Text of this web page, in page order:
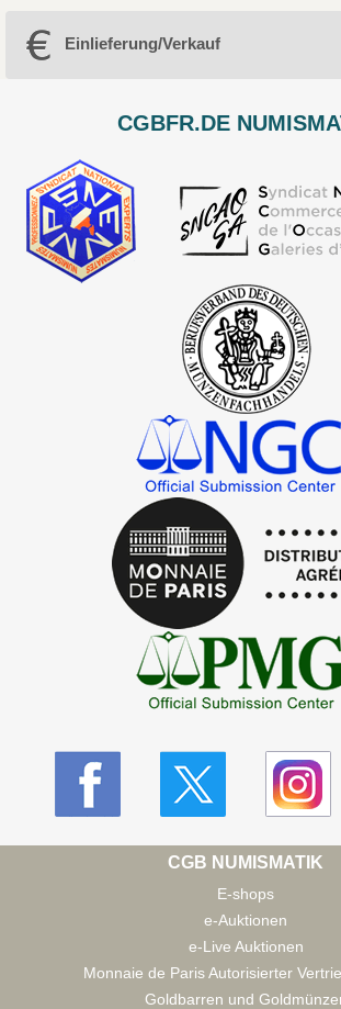
Einlieferung/Verkauf
CGBFR.DE
CGB NUMISMATIK
E-shops
e-Auktionen
e-Live Auktionen
Monnaie de Paris Autorisierter
Goldbarren und